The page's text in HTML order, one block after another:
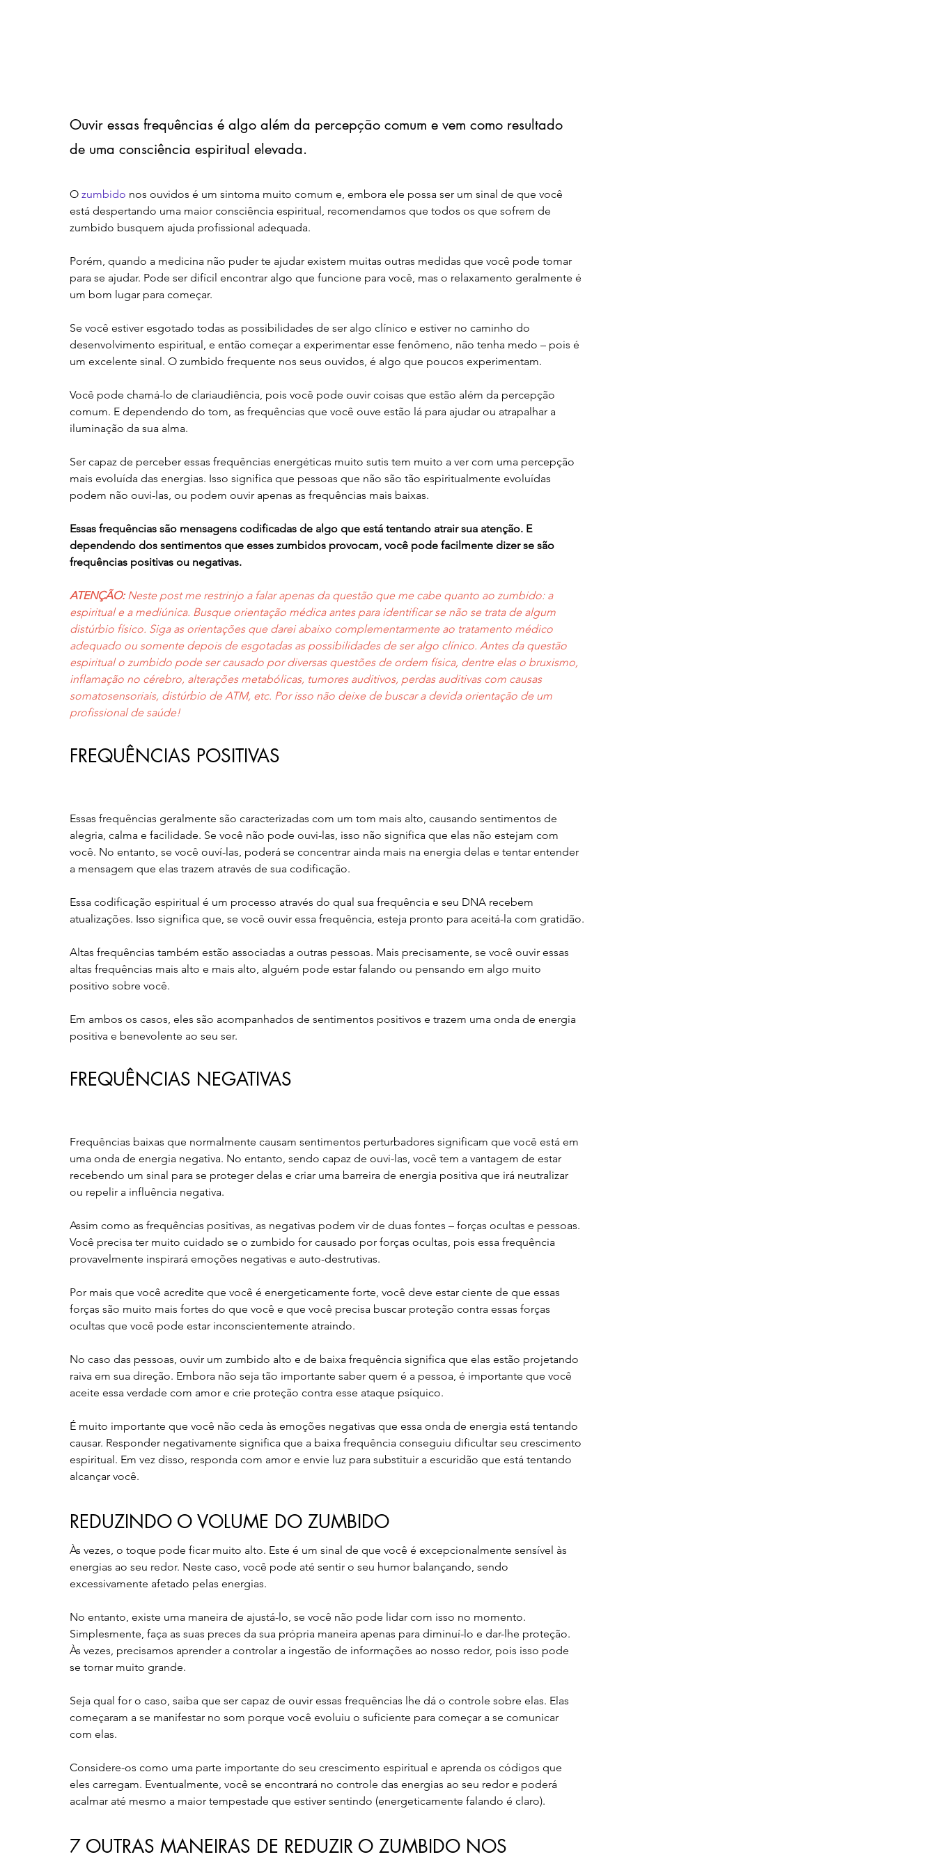
Ouvir essas frequências é algo além da percepção comum e vem como resultado
de uma consciência espiritual elevada.
O zumbido nos ouvidos é um sintoma muito comum e, embora ele possa ser um sinal de que você
está despertando uma maior consciência espiritual, recomendamos que todos os que sofrem de
zumbido busquem ajuda profissional adequada.
Porém, quando a medicina não puder te ajudar existem muitas outras medidas que você pode tomar
para se ajudar. Pode ser difícil encontrar algo que funcione para você, mas o relaxamento geralmente é
um bom lugar para começar.
Se você estiver esgotado todas as possibilidades de ser algo clínico e estiver no caminho do
desenvolvimento espiritual, e então começar a experimentar esse fenômeno, não tenha medo – pois é
um excelente sinal. O zumbido frequente nos seus ouvidos, é algo que poucos experimentam.
Você pode chamá-lo de clariaudiência, pois você pode ouvir coisas que estão além da percepção
comum. E dependendo do tom, as frequências que você ouve estão lá para ajudar ou atrapalhar a
iluminação da sua alma.
Ser capaz de perceber essas frequências energéticas muito sutis tem muito a ver com uma percepção
mais evoluída das energias. Isso significa que pessoas que não são tão espiritualmente evoluídas
podem não ouvi-las, ou podem ouvir apenas as frequências mais baixas.
Essas frequências são mensagens codificadas de algo que está tentando atrair sua atenção. E
dependendo dos sentimentos que esses zumbidos provocam, você pode facilmente dizer se são
frequências positivas ou negativas.
ATENÇÃO: Neste post me restrinjo a falar apenas da questão que me cabe quanto ao zumbido: a
espiritual e a mediúnica. Busque orientação médica antes para identificar se não se trata de algum
distúrbio físico. Siga as orientações que darei abaixo complementarmente ao tratamento médico
adequado ou somente depois de esgotadas as possibilidades de ser algo clínico. Antes da questão
espiritual o zumbido pode ser causado por diversas questões de ordem física, dentre elas o bruxismo,
inflamação no cérebro, alterações metabólicas, tumores auditivos, perdas auditivas com causas
somatosensoriais, distúrbio de ATM, etc. Por isso não deixe de buscar a devida orientação de um
profissional de saúde!
FREQUÊNCIAS POSITIVAS
Essas frequências geralmente são caracterizadas com um tom mais alto, causando sentimentos de
alegria, calma e facilidade. Se você não pode ouvi-las, isso não significa que elas não estejam com
você. No entanto, se você ouví-las, poderá se concentrar ainda mais na energia delas e tentar entender
a mensagem que elas trazem através de sua codificação.
Essa codificação espiritual é um processo através do qual sua frequência e seu DNA recebem
atualizações. Isso significa que, se você ouvir essa frequência, esteja pronto para aceitá-la com gratidão.
Altas frequências também estão associadas a outras pessoas. Mais precisamente, se você ouvir essas
altas frequências mais alto e mais alto, alguém pode estar falando ou pensando em algo muito
positivo sobre você.
Em ambos os casos, eles são acompanhados de sentimentos positivos e trazem uma onda de energia
positiva e benevolente ao seu ser.
FREQUÊNCIAS NEGATIVAS
Frequências baixas que normalmente causam sentimentos perturbadores significam que você está em
uma onda de energia negativa. No entanto, sendo capaz de ouvi-las, você tem a vantagem de estar
recebendo um sinal para se proteger delas e criar uma barreira de energia positiva que irá neutralizar
ou repelir a influência negativa.
Assim como as frequências positivas, as negativas podem vir de duas fontes – forças ocultas e pessoas.
Você precisa ter muito cuidado se o zumbido for causado por forças ocultas, pois essa frequência
provavelmente inspirará emoções negativas e auto-destrutivas.
Por mais que você acredite que você é energeticamente forte, você deve estar ciente de que essas
forças são muito mais fortes do que você e que você precisa buscar proteção contra essas forças
ocultas que você pode estar inconscientemente atraindo.
No caso das pessoas, ouvir um zumbido alto e de baixa frequência significa que elas estão projetando
raiva em sua direção. Embora não seja tão importante saber quem é a pessoa, é importante que você
aceite essa verdade com amor e crie proteção contra esse ataque psíquico.
É muito importante que você não ceda às emoções negativas que essa onda de energia está tentando
causar. Responder negativamente significa que a baixa frequência conseguiu dificultar seu crescimento
espiritual. Em vez disso, responda com amor e envie luz para substituir a escuridão que está tentando
alcançar você.
REDUZINDO O VOLUME DO ZUMBIDO
Às vezes, o toque pode ficar muito alto. Este é um sinal de que você é excepcionalmente sensível às
energias ao seu redor. Neste caso, você pode até sentir o seu humor balançando, sendo
excessivamente afetado pelas energias.
No entanto, existe uma maneira de ajustá-lo, se você não pode lidar com isso no momento.
Simplesmente, faça as suas preces da sua própria maneira apenas para diminuí-lo e dar-lhe proteção.
Às vezes, precisamos aprender a controlar a ingestão de informações ao nosso redor, pois isso pode
se tornar muito grande.
Seja qual for o caso, saiba que ser capaz de ouvir essas frequências lhe dá o controle sobre elas. Elas
começaram a se manifestar no som porque você evoluiu o suficiente para começar a se comunicar
com elas.
Considere-os como uma parte importante do seu crescimento espiritual e aprenda os códigos que
eles carregam. Eventualmente, você se encontrará no controle das energias ao seu redor e poderá
acalmar até mesmo a maior tempestade que estiver sentindo (energeticamente falando é claro).
7 OUTRAS MANEIRAS DE REDUZIR O ZUMBIDO NOS